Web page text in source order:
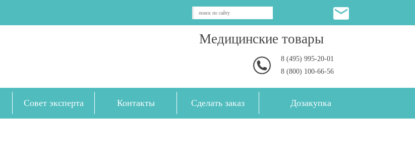
Медицинские товары
8 (495) 995-20-01
8 (800) 100-66-56
Совет эксперта Контакты Сделать заказ Дозакупка